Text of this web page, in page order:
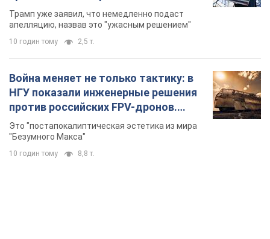
бального зала стоимостью 400 млн
долларов
Трамп уже заявил, что немедленно подаст
апелляцию, назвав это "ужасным решением"
10 годин тому 2,5 т.
Война меняет не только тактику: в
НГУ показали инженерные решения
против российских FPV-дронов.
Фото
Это "постапокалиптическая эстетика из мира
"Безумного Макса"
10 годин тому 8,8 т.